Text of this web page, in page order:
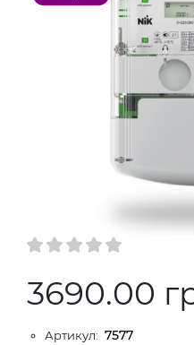
3690.00
Артикул: 7577